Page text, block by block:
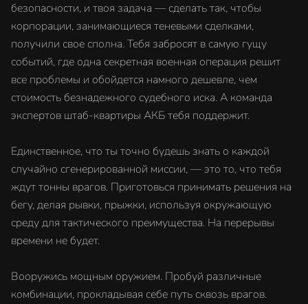
безопасности, и твоя задача — сделать так, чтобы
корпорации, занимающиеся теневыми сделками,
получили свое сполна. Тебя забросят в самую гущу
событий, где одна секретная военная операция решит
все проблемы и обойдется намного дешевле, чем
стоимость безнадежного судебного иска. А команда
экспертов штаб-квартиры АКБ тебя поддержит.
Единственное, что ты точно будешь знать о каждой
случайно сгенерированной миссии, — это то, что тебя
ждут тонны врагов. Приготовься принимать решения на
бегу, делая рывки, прыжки, используя окружающую
среду для тактического преимущества. На перерывы
времени не будет.
Вооружись мощным оружием. Пробуй различные
комбинации, прокладывая себе путь сквозь врагов.